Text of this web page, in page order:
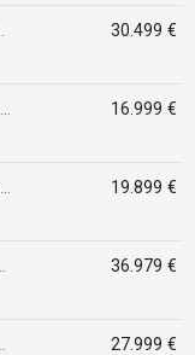
30.499 €
16.999 €
19.899 €
36.979 €
27.999 €